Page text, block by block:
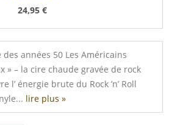
24,95 €
années 50 Les Américains
» – la cire chaude gravée de rock
l’ énergie brute du Rock ’n’ Roll
lire plus »